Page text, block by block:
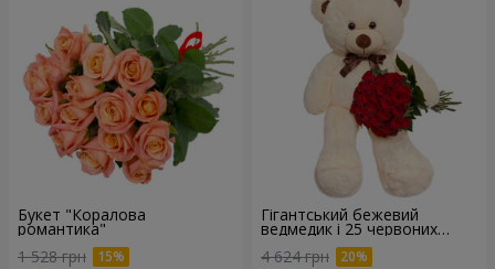
Букет "Коралова
романтика"
1 528 грн
Гігантський бежевий
ведмедик і 25 червоних
троянд
4 624 грн